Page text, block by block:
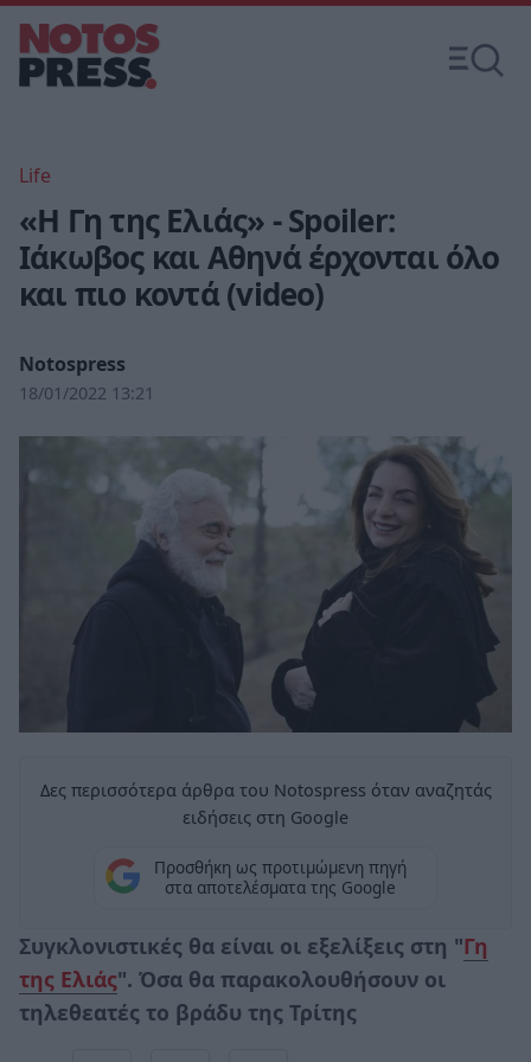
Life
«Η Γη της Ελιάς» - Spoiler:
Ιάκωβος και Αθηνά έρχονται όλο
και πιο κοντά (video)
Notospress
18/01/2022 13:21
Δες περισσότερα άρθρα του Notospress όταν αναζητάς
ειδήσεις στη Google
Προσθήκη ως προτιμώμενη πηγή
στα αποτελέσματα της Google
Συγκλονιστικές θα είναι οι εξελίξεις στη "Γη
της Ελιάς". Όσα θα παρακολουθήσουν οι
τηλεθεατές το βράδυ της Τρίτης